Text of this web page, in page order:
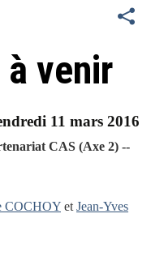
à venir
11 mars 2016
CAS (Axe 2) --
COCHOY et Jean-Yves